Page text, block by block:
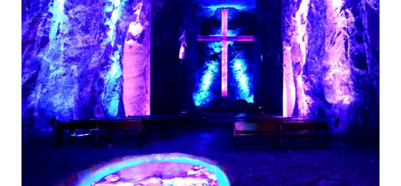
WN
LIKUPANG
WN
LABUANBAJO
WN